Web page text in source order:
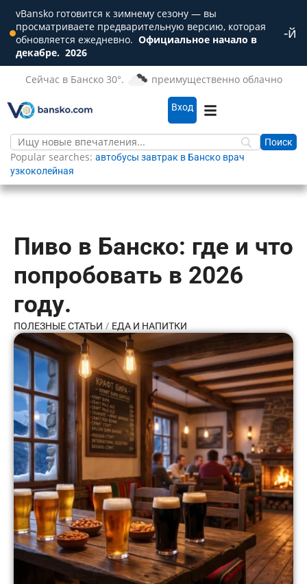
vBansko готовится к зимнему сезону — вы
просматриваете предварительную версию, которая
обновляется ежедневно. Официальное начало в
декабре. 2026
-й
Сейчас в Банско 30°. преимущественно облачно
Вход
Popular searches: автобусы завтрак в Банско врач
узкоколейная
Пиво в Банско: где и что
попробовать в 2026
году.
ПОЛЕЗНЫЕ СТАТЬИ / ЕДА И НАПИТКИ